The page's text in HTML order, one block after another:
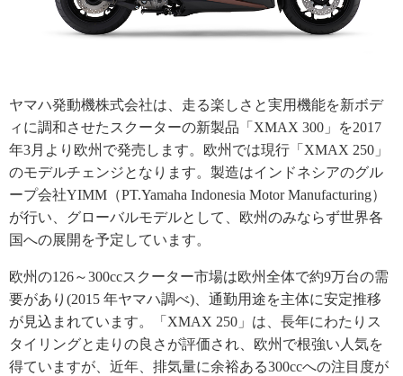
ヤマハ発動機株式会社は、走る楽しさと実用機能を新ボデ
ィに調和させたスクーターの新製品「XMAX 300」を2017
年3月より欧州で発売します。欧州では現行「XMAX 250」
のモデルチェンジとなります。製造はインドネシアのグル
ープ会社YIMM（PT.Yamaha Indonesia Motor Manufacturing）
が行い、グローバルモデルとして、欧州のみならず世界各
国への展開を予定しています。
欧州の126～300ccスクーター市場は欧州全体で約9万台の需
要があり(2015 年ヤマハ調べ)、通勤用途を主体に安定推移
が見込まれています。「XMAX 250」は、長年にわたりス
タイリングと走りの良さが評価され、欧州で根強い人気を
得ていますが、近年、排気量に余裕ある300ccへの注目度が